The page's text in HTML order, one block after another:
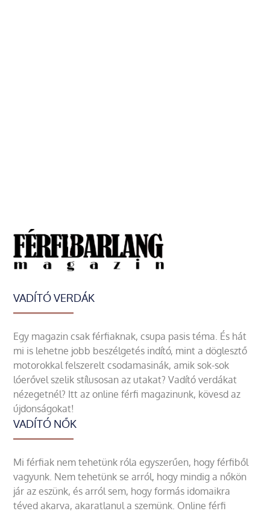
VADÍTÓ VERDÁK
Egy magazin csak férfiaknak, csupa pasis téma. És hát
mi is lehetne jobb beszélgetés indító, mint a döglesztő
motorokkal felszerelt csodamasinák, amik sok-sok
lóerővel szelik stílusosan az utakat? Vadító verdákat
nézegetnél? Itt az online férfi magazinunk, kövesd az
újdonságokat!
VADÍTÓ NŐK
Mi férfiak nem tehetünk róla egyszerűen, hogy férfiből
vagyunk. Nem tehetünk se arról, hogy mindig a nőkön
jár az eszünk, és arról sem, hogy formás idomaikra
téved akarva, akaratlanul a szemünk. Online férfi